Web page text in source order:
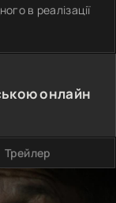
в реалізації
онлайн
Трейлер